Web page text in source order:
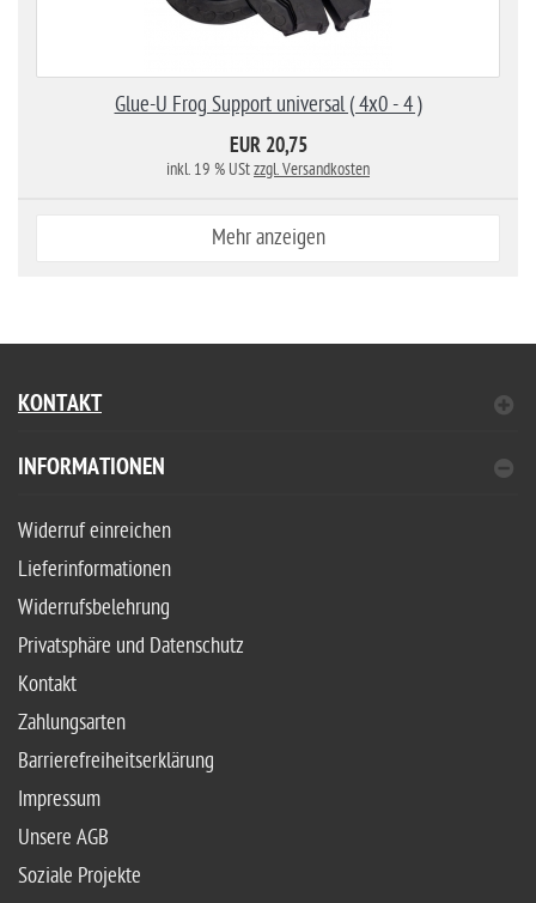
Glue-U Frog Support universal ( 4x0 - 4 )
EUR 20,75
inkl. 19 % UStzzgl. Versandkosten
Mehr anzeigen
KONTAKT
INFORMATIONEN
Widerruf einreichen
Lieferinformationen
Widerrufsbelehrung
Privatsphäre und Datenschutz
Kontakt
Zahlungsarten
Barrierefreiheitserklärung
Impressum
Unsere AGB
Soziale Projekte